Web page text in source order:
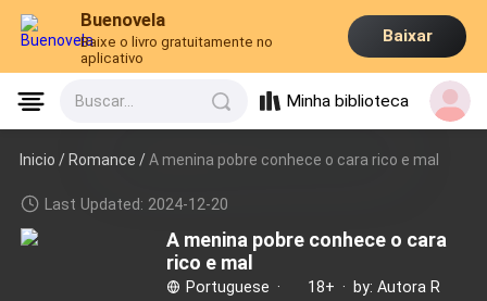
Buenovela
Baixe o livro gratuitamente no
aplicativo
Baixar
Buscar... Minha biblioteca
Inicio /Romance /A menina pobre conhece o cara rico e mal
Last Updated: 2024-12-20
A menina pobre conhece o cara
rico e mal
Portuguese · 18+ · by: Autora R